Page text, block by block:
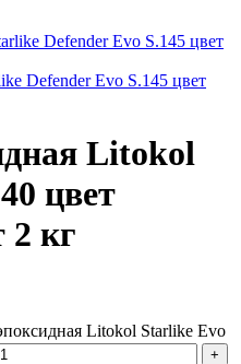
Defender Evo S.145 цвет
Litokol
цвет
2 кг
Litokol Starlike Evo